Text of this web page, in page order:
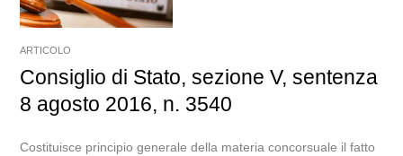
ARTICOLO
Consiglio di Stato, sezione V, sentenza
8 agosto 2016, n. 3540
Costituisce principio generale della materia concorsuale il fatto